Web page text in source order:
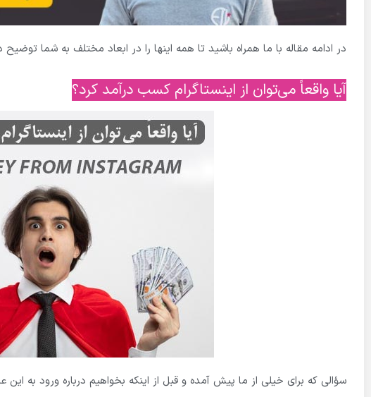
در ادامه مقاله با ما همراه باشید تا همه اینها را در ابعاد مختلف به شما توضیح
آیا واقعاً می‌توان از اینستاگرام کسب درآمد کرد؟
سؤالی که برای خیلی از ما پیش آمده و قبل از اینکه بخواهیم درباره ورود به این